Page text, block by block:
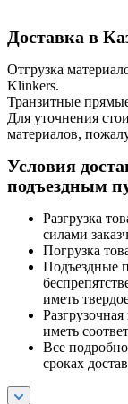
Доставка в
Отгрузка
Klinkers.
Транзитные
Для уточнения
материалов,
Условия
подъездным
Разгрузка
силами
Погрузка
Подъездные
иметь
иметь
Все
сроках